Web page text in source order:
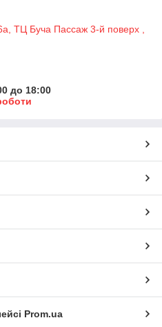
ТЦ Буча Пассаж 3-й поверх ,
до 18:00
Prom.ua